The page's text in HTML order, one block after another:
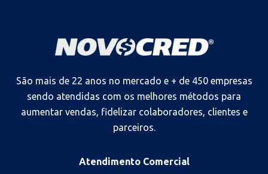
São mais de 22 anos no mercado e + de 450 empresas
sendo atendidas com os melhores métodos para
aumentar vendas, fidelizar colaboradores, clientes e
parceiros.
Atendimento Comercial